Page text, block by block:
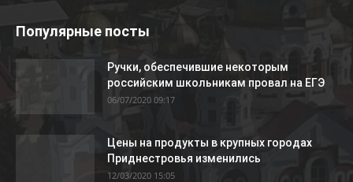
Популярные посты
Ручки, обеспечившие некоторым
российским школьникам провал на ЕГЭ
06/07/2020 09:17
Цены на продукты в крупных городах
Приднестровья изменились
12/03/2020 15:05